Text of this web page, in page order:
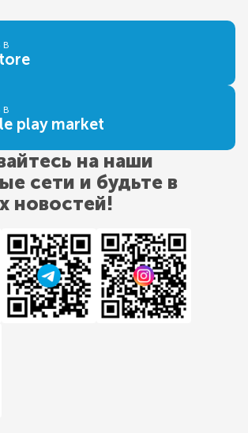
в
в
play market
на наши
сети и будьте в
новостей!